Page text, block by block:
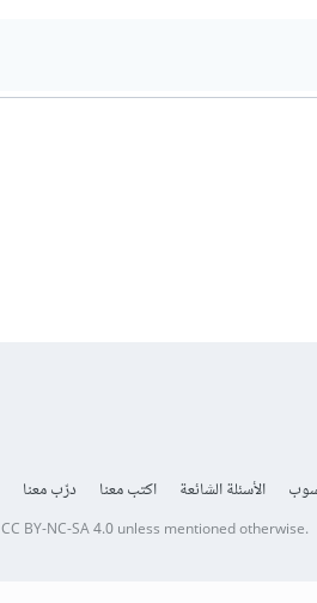
الأسئلة الشائعة اكتب معنا درّب معنا
CC BY-NC-SA 4.0unless mentioned otherwise.